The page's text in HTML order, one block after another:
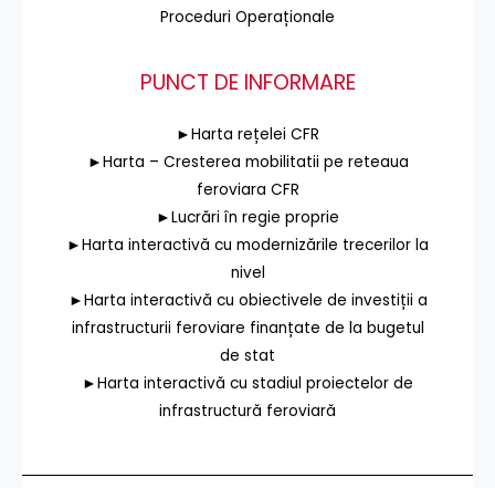
Proceduri Operaționale
PUNCT DE INFORMARE
►Harta rețelei CFR
►Harta – Cresterea mobilitatii pe reteaua
feroviara CFR
►Lucrări în regie proprie
►Harta interactivă cu modernizările trecerilor la
nivel
►Harta interactivă cu obiectivele de investiții a
infrastructurii feroviare finanțate de la bugetul
de stat
►Harta interactivă cu stadiul proiectelor de
infrastructură feroviară